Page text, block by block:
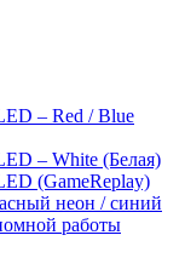
– Red / Blue
– White (Белая)
(GameReplay)
неон / синий
работы